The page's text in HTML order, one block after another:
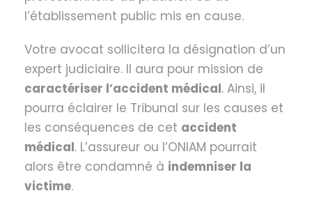
l’établissement public mis en cause.
Votre avocat sollicitera la désignation d’un
expert judiciaire. Il aura pour mission de
caractériser l’accident médical. Ainsi, il
pourra éclairer le Tribunal sur les causes et
les conséquences de cet accident
médical. L’assureur ou l’ONIAM pourrait
alors être condamné à indemniser la
victime.